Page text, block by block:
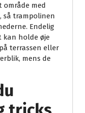
område med
så trampolinen
Endelig
kan holde øje
terrassen eller
mens de